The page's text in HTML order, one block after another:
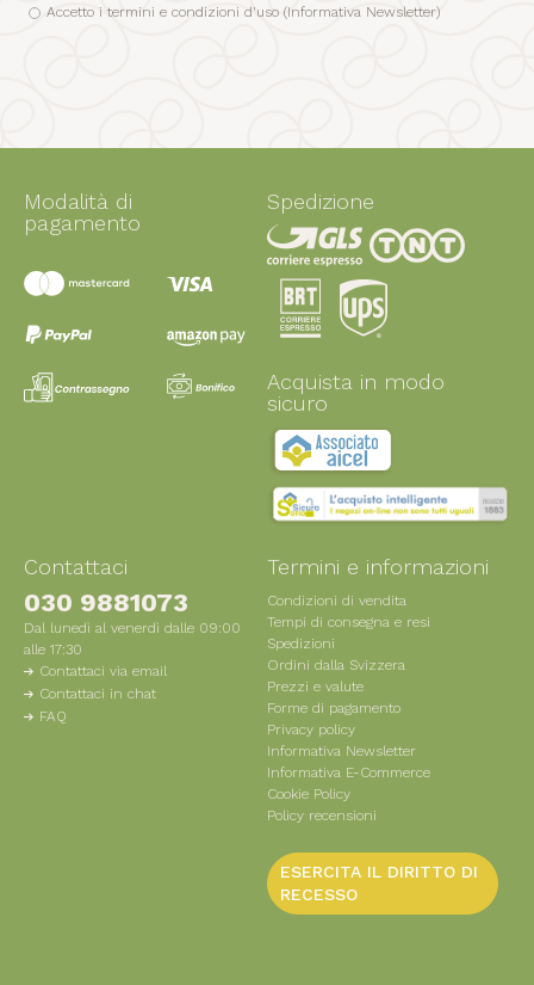
Accetto i termini e condizioni d'uso (Informativa Newsletter)
Modalità di
pagamento
Spedizione
Acquista in modo
sicuro
Contattaci
030 9881073
Dal lunedì al venerdì dalle 09:00
alle 17:30
Contattaci via email
Contattaci in chat
FAQ
Termini e informazioni
Condizioni di vendita
Tempi di consegna e resi
Spedizioni
Ordini dalla Svizzera
Prezzi e valute
Forme di pagamento
Privacy policy
Informativa Newsletter
Informativa E-Commerce
Cookie Policy
Policy recensioni
ESERCITA IL DIRITTO DI
RECESSO